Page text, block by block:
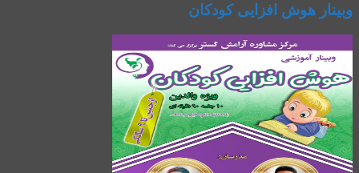
وبینار هوش افزایی کودکان